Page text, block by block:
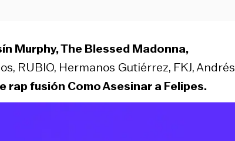
Murphy, The Blessed Madonna,
RUBIO, Hermanos Gutiérrez, FKJ, Andrés
fusión Como Asesinar a Felipes.